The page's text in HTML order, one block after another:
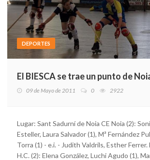
DEPORTES
El BIESCA se trae un punto de
09 de Mayo de 2011 0 2922
Lugar: Sant Sadurní de Noia CE Noia (2):
Esteller, Laura Salvador (1), Mª Fernández
Torra (1) - e.i. - Judith Valdrils, Esther
H.C. (2): Elena González, Luchi Agudo (1),